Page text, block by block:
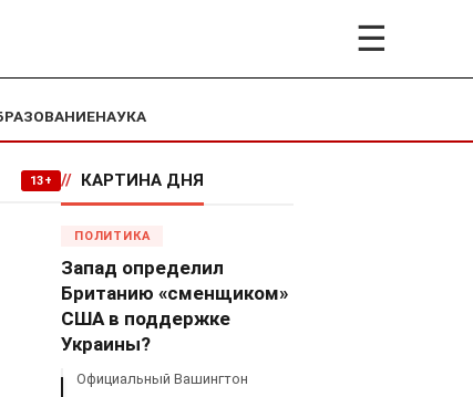
☰
НАУКА
13+ // КАРТИНА ДНЯ
ПОЛИТИКА
Запад определил
Британию «сменщиком»
США в поддержке
Украины?
Официальный Вашингтон